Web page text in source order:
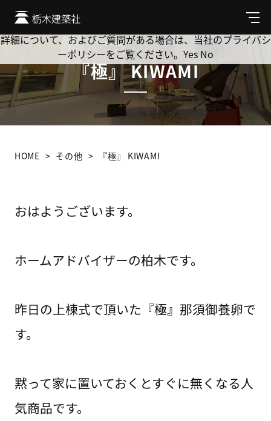
メ
ニ
ュ
『極』 KIWAMI
HOME その他 『極』 KIWAMI
おはようございます。
ホームアドバイザーの柏木です。
昨日の上棟式で頂いた『極』那須御養卵で
す。
黙って家に置いておくとすぐに無くなる人
気商品です。
Cookie を使用して、お客様の活動を追跡してもよろしいです
か? 当社ではお客様のプライバシーを極めて重視しています。
詳細について、およびご質問がある場合は、当社のプライバシ
ーポリシーをご覧ください。 Yes No